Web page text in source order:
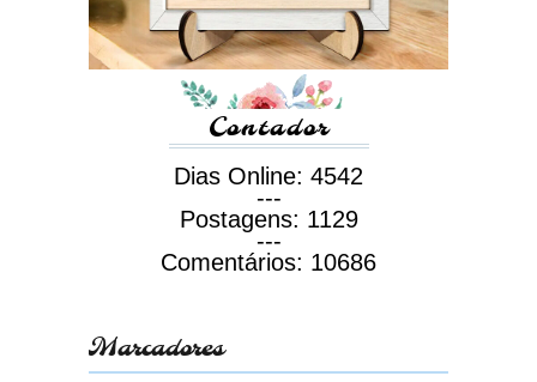
Contador
Dias Online: 4542
---
Postagens: 1129
---
Comentários: 10686
Marcadores